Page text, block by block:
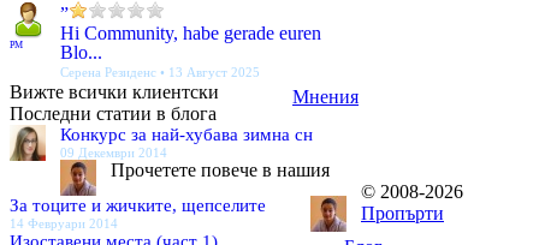
PM
”
Hi Community, habe gerade euren
Blo...
Серена Резиденс • 13 Август 2025
Мнения
Вижте всички клиентски
Последни статии в блога
Конкурс за най-хубава зимна сн
09 Декември 2014
За тоците и жичките, щепселите
14 Февруари 2014
Изоставени места (част 1)
Прочетете повече в нашия
© 2008-2026
Пропърти